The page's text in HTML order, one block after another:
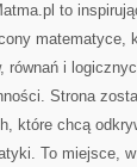
to
matematyce,
równań i
Strona
które chcą
To miejsce,